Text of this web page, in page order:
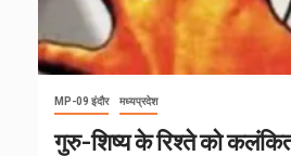
MP-09 इंदौर मध्यप्रदेश
गुरु-शिष्य के रिश्ते को